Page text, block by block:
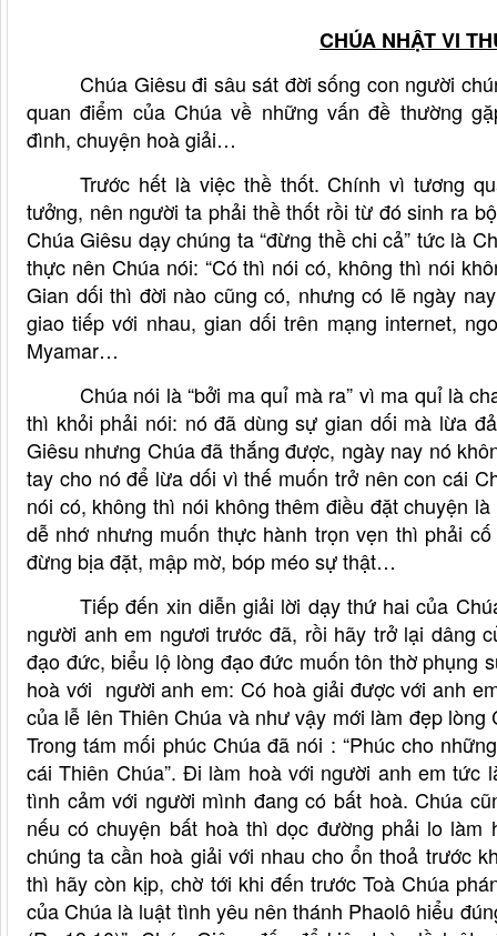
CHÚA NHẬT VI
Chúa Giêsu đi sâu sát đời sống con người
quan điểm của Chúa về những vấn đề thường
đình, chuyện hoà giải…
Trước hết là việc thề thốt. Chính vì tương
tưởng, nên người ta phải thề thốt rồi từ đó sinh ra
Chúa Giêsu dạy chúng ta “đừng thề chi cả” tức là
thực nên Chúa nói: “Có thì nói có, không thì nói
Gian dối thì đời nào cũng có, nhưng có lẽ ngày
giao tiếp với nhau, gian dối trên mạng internet,
Myamar…
Chúa nói là “bởi ma quỉ mà ra” vì ma quỉ là
thì khỏi phải nói: nó đã dùng sự gian dối mà lừa
Giêsu nhưng Chúa đã thắng được, ngày nay nó
tay cho nó để lừa dối vì thế muốn trở nên con cái
nói có, không thì nói không thêm điều đặt chuyện
dễ nhớ nhưng muốn thực hành trọn vẹn thì phải
đừng bịa đặt, mập mờ, bóp méo sự thật…
Tiếp đến xin diễn giải lời dạy thứ hai của
người anh em ngươi trước đã, rồi hãy trở lại dâng
đạo đức, biểu lộ lòng đạo đức muốn tôn thờ phụng
hoà với người anh em: Có hoà giải được với anh
của lễ lên Thiên Chúa và như vậy mới làm đẹp
Trong tám mối phúc Chúa đã nói : “Phúc cho
cái Thiên Chúa”. Đi làm hoà với người anh em
tình cảm với người mình đang có bất hoà. Chúa
nếu có chuyện bất hoà thì dọc đường phải lo
chúng ta cần hoà giải với nhau cho ổn thoả trước
thì hãy còn kịp, chờ tới khi đến trước Toà Chúa
của Chúa là luật tình yêu nên thánh Phaolô hiểu